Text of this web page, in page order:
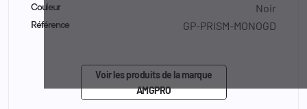
Couleur Noir
Référence GP-PRISM-MONOGD
Voir les produits de la marque
AMGPRO